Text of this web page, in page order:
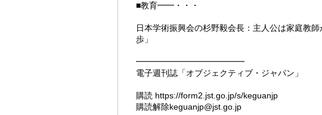
■教育━━・・・
日本学術振興会の杉野毅会長：主人公は家庭教
歩」
━━━━━━━━━━━━━
電子週刊誌「オブジェクティブ・ジャパン」
購読 https://form2.jst.go.jp/s/keguanjp
購読解除keguanjp@jst.go.jp